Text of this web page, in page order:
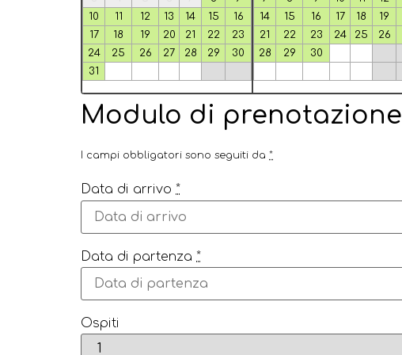
10
11 12 13 14 15
16
17
18 19 20 21 22
23
24
25 26 27 28 29
30
31
14
15 16 17 18 19
21
22 23 24 25 26
28
29 30
Modulo di prenotazione
I campi obbligatori sono seguiti da *
Data di arrivo *
Data di partenza *
Ospiti